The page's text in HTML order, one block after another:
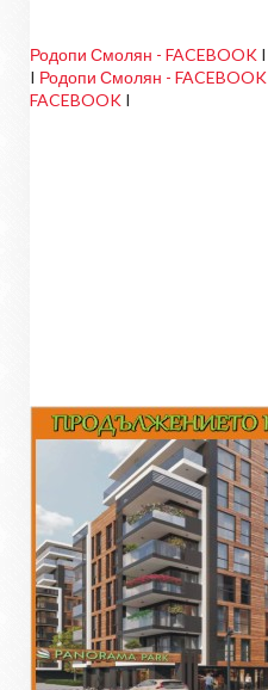
Родопи Смолян - FACEBOOK I
I Родопи Смолян - FACEBOOK
FACEBOOK I